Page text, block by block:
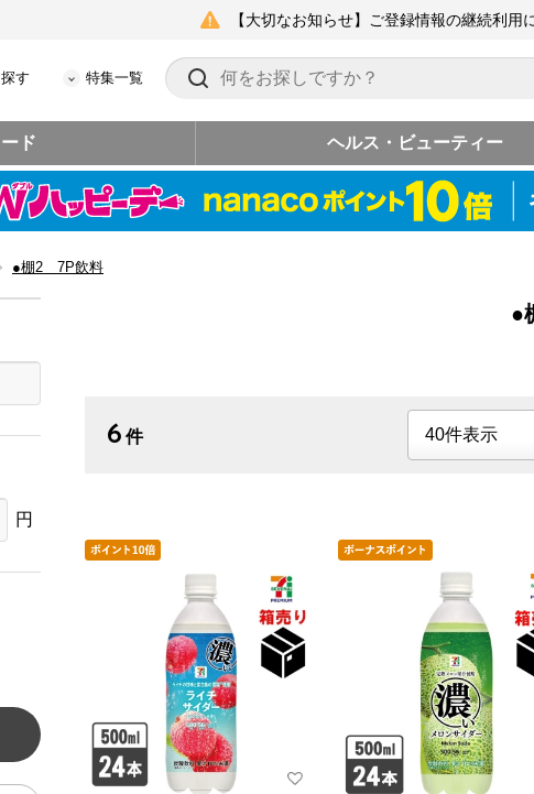
【大切なお知らせ】ご登録情報の継続利用
す 特集一覧
ド ヘルス・ビューティー
●棚2 7P飲料
円
●
6 件